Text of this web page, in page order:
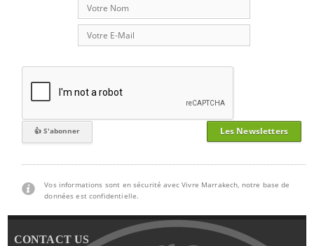
Les Newsletters
Vos informations sont en sécurité avec Vivre Marrakech, notre base de
données est confidentielle.
CONTACT US